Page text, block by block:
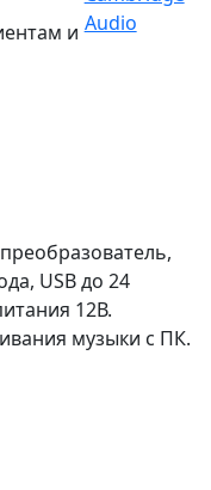
и
USB до 24
12В.
музыки с ПК.